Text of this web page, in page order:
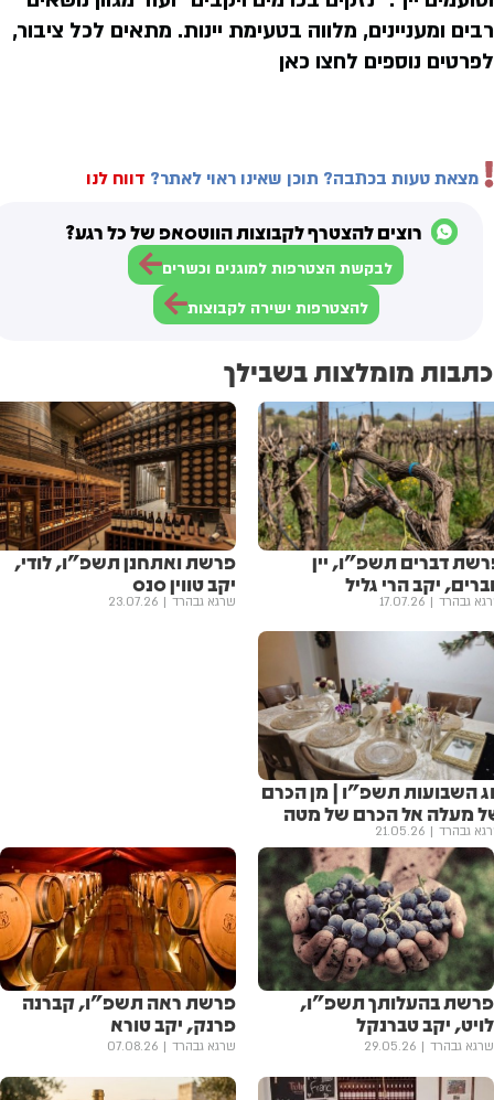
רבים ומעניינים, מלווה בטעימת יינות. מתאים לכל ציבור,
לפרטים נוספים לחצו כאן
מצאת טעות בכתבה? תוכן שאינו ראוי לאתר? דווח לנו
רוצים להצטרף לקבוצות הווטסאפ של כל רגע?
לבקשת הצטרפות למוגנים וכשרים
להצטרפות ישירה לקבוצות
כתבות מומלצות בשבילך
דברים תשפ"ו, יין
יקב הרי גליל
גבהרד 17.07.26
פרשת ואתחנן תשפ"ו, לודי,
יקב טווין סנס
שרגא גבהרד 23.07.26
השבועות תשפ"ו | מן הכרם
מעלה אל הכרם של מטה
גבהרד 21.05.26
פרשת בהעלותך תשפ"ו,
לויט, יקב טברנקל
שרגא גבהרד 29.05.26
פרשת ראה תשפ"ו, קברנה
פרנק, יקב טורא
שרגא גבהרד 07.08.26